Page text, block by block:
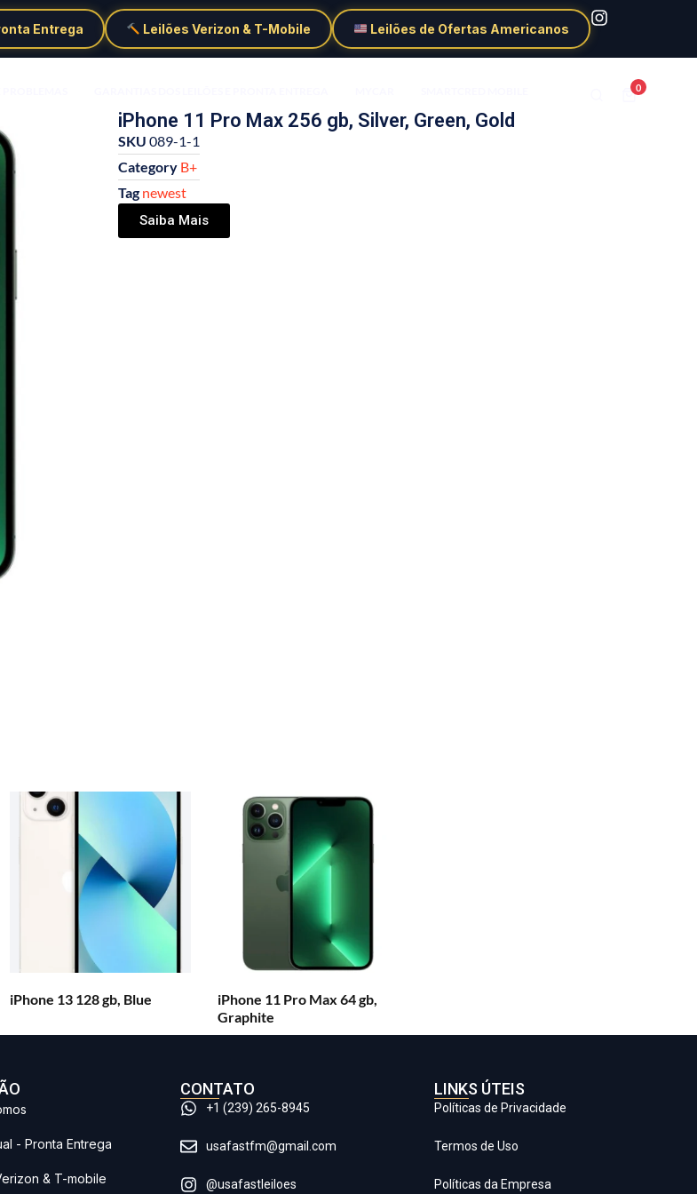
Entrega Leilões Verizon & T-Mobile Leilões de Ofertas Americanos
0
iPhone 11 Pro Max 256 gb, Silver, Green, Gold
SKU 089-1-1
Category B+
Tag newest
Saiba Mais
iPhone 13 128 gb, Blue
iPhone 11 Pro Max 64 gb,
Graphite
- Pronta Entrega
& T-mobile
CONTATO
+1 (239) 265-8945
usafastfm@gmail.com
@usafastleiloes
LINKS ÚTEIS
Políticas de Privacidade
Termos de Uso
Políticas da Empresa